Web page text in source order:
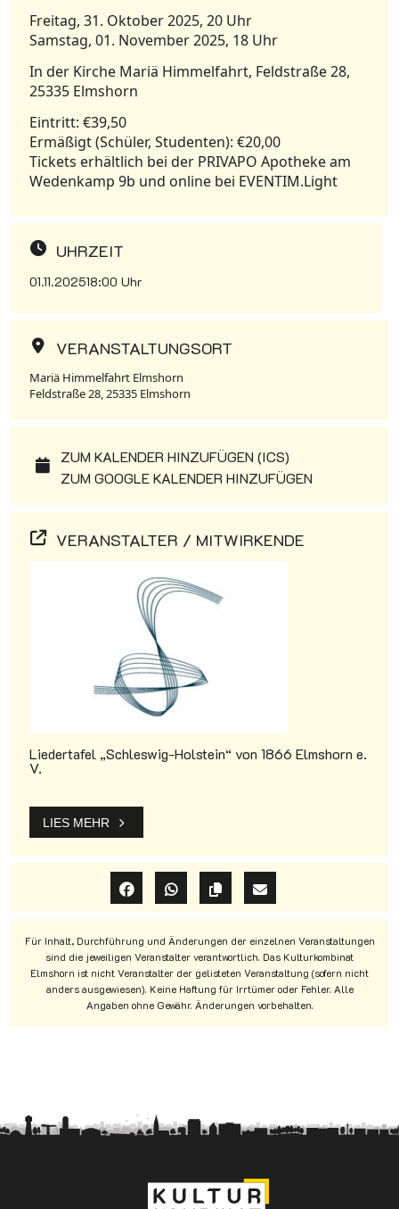
Freitag, 31. Oktober 2025, 20 Uhr
Samstag, 01. November 2025, 18 Uhr
In der Kirche Mariä Himmelfahrt, Feldstraße 28,
25335 Elmshorn
Eintritt: €39,50
Ermäßigt (Schüler, Studenten): €20,00
Tickets erhältlich bei der PRIVAPO Apotheke am
Wedenkamp 9b und online bei EVENTIM.Light
UHRZEIT
01.11.202518:00 Uhr
VERANSTALTUNGSORT
Mariä Himmelfahrt Elmshorn
Feldstraße 28, 25335 Elmshorn
ZUM KALENDER HINZUFÜGEN (ICS)
ZUM GOOGLE KALENDER HINZUFÜGEN
VERANSTALTER / MITWIRKENDE
Liedertafel „Schleswig-Holstein“ von 1866 Elmshorn e.
V.
LIES MEHR
Für Inhalt, Durchführung und Änderungen der einzelnen Veranstaltungen
sind die jeweiligen Veranstalter verantwortlich. Das Kulturkombinat
Elmshorn ist nicht Veranstalter der gelisteten Veranstaltung (sofern nicht
anders ausgewiesen). Keine Haftung für Irrtümer oder Fehler. Alle
Angaben ohne Gewähr. Änderungen vorbehalten.